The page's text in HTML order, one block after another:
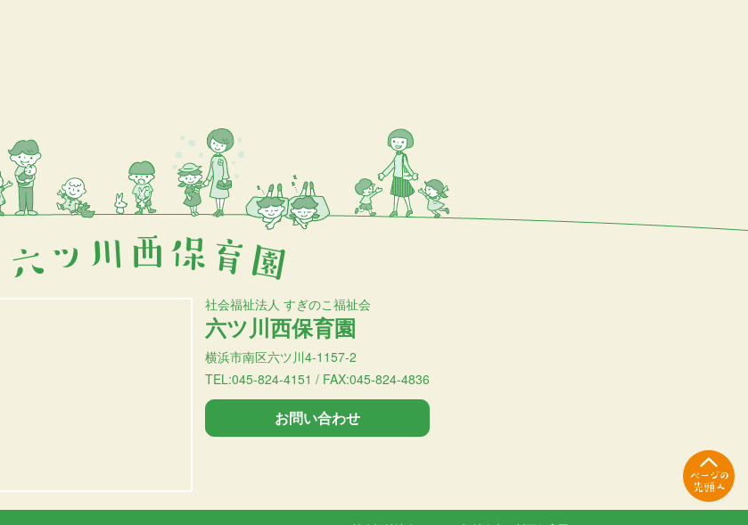
社会福祉法人 すぎのこ福祉会
六ツ川西保育園
横浜市南区六ツ川4-1157-2
TEL:045-824-4151 / FAX:045-824-4836
お問い合わせ